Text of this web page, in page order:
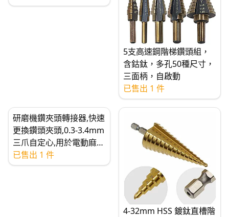
5支高速鋼階梯鑽頭組，
含鈷鈦，多孔50種尺寸，
三面柄，自啟動
已售出 1 件
研磨機鑽夾頭轉接器,快速
更換鑽頭夾頭,0.3-3.4mm
三爪自定心,用於電動麻花
鑽的無鑰匙六角柄
已售出 1 件
4-32mm HSS 鍍鈦直槽階